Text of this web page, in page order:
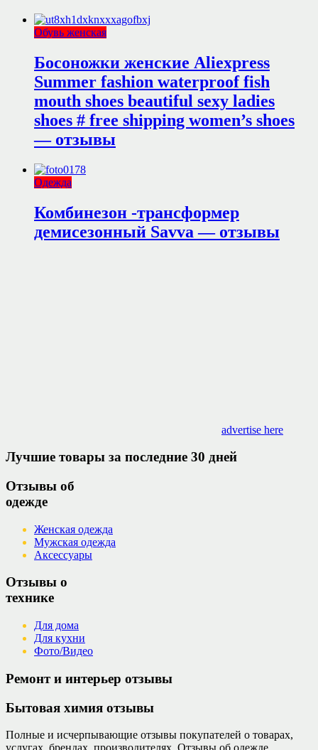
Обувь женская
Босоножки женские Aliexpress
Summer fashion waterproof fish
mouth shoes beautiful sexy ladies
shoes # free shipping women’s shoes
— отзывы
Одежда
Комбинезон -трансформер
демисезонный Savva — отзывы
advertise here
Лучшие товары за последние 30 дней
Отзывы об
одежде
Женская одежда
Мужская одежда
Аксессуары
Отзывы о
технике
Для дома
Для кухни
Фото/Видео
Ремонт и интерьер отзывы
Бытовая химия отзывы
Полные и исчерпывающие отзывы покупателей о товарах,